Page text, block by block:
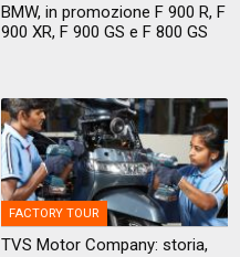
BMW, in promozione F 900 R, F
900 XR, F 900 GS e F 800 GS
FACTORY TOUR
TVS Motor Company: storia,